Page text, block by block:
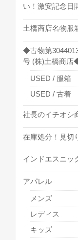
い！激安記念日
土橋商店名物服
◆古物第
号 (株)土橋商店
USED / 服箱
USED / 古着
社長のイチオシ
在庫処分！見切
インドエスニッ
アパレル
メンズ
レディス
キッズ